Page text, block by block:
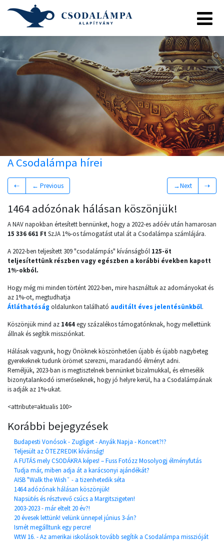
A Csodalámpa hírei
⇠ ← Previous →Next ⇢
1464 adózónak hálásan köszönjük!
A NAV napokban értesített bennünket, hogy a 2022-es adóév után hamarosan
15 336 661 Ft SzJA 1%-os támogatást utal át a Csodalámpa számlájára.
A 2022-ben teljesített 309 "csodalámpás" kívánságból 125-öt
teljesítettünk részben vagy egészben a korábbi években kapott
1%-okból.
Hogy még mi minden történt 2022-ben, mire használtuk az adományokat és
az 1%-ot, megtudhatja
Átláthatóság oldalunkon található auditált éves jelentésünkből.
Köszönjük mind az 1464egy százalékos támogatónknak, hogy mellettünk
állnak és segítik missziónkat.
Hálásak vagyunk, hogy Önöknek köszönhetően újabb és újabb nagybeteg
gyerekeknek tudunk örömet szerezni, maradandó élményt adni.
Reméljük, 2023-ban is megtisztelnek bennünket bizalmukkal, és elmesélik
bizonytalankodó ismerőseiknek, hogy jó helyre kerül, ha a Csodalámpának
is adják az 1%-ukat.
<attribute=aktualis 100>
Korábbi bejegyzések
Budapesti Vonósok - Zugliget - Anyák Napja - Koncert?!?
Teljesült az ÖTEZREDIK kívánság!
A FUTÁS mely CSODÁKRA képes! – Fuss Fotózz Mosolyogj élményfutás
Tudja már, miben adja át a karácsonyi ajándékát?
AISB "Walk the Wishˇ - a tizenhetedik séta
1464 adózónak hálásan köszönjük!
Napsütés és résztvevő csúcs a Margitszigeten!
2003-2023 - már eltelt 20 év?!
20 évesek lettünk! velünk ünnepel június 3-án?
Ismét megálltunk egy percre!
WtW 16. - Az amerikai iskolások tovább segítik a Csodalámpa misszióját